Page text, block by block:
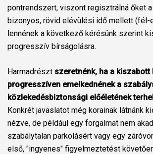
pontrendszert, viszont regisztrálná őket
bizonyos, rövid elévülési idő mellett (fél-
lennének a következő kérésünk szerint
progresszív bírságolásra.
Harmadrészt szeretnénk, ha a
progresszíven emelkednének a
közlekedésbiztonsági előéletének
Konkrét javaslatot még korainak látnánk
nézve, de például egy forgalmat nem
szabálytalan parkolásért vagy egy
első, "ingyenes" figyelmeztetést